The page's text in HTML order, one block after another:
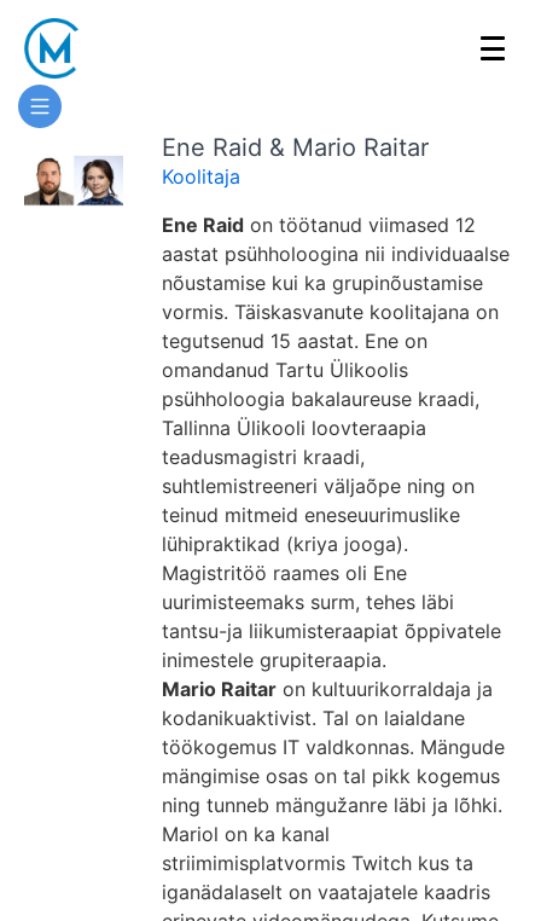
Arvutimängude
ABC
lapsevanemale
Ene Raid & Mario Raitar
Koolitaja
Ene Raidon töötanud viimased 12
aastat psühholoogina nii individuaalse
nõustamise kui ka grupinõustamise
vormis. Täiskasvanute koolitajana on
tegutsenud 15 aastat. Ene on
omandanud Tartu Ülikoolis
psühholoogia bakalaureuse kraadi,
Tallinna Ülikooli loovteraapia
teadusmagistri kraadi,
suhtlemistreeneri väljaõpe ning on
teinud mitmeid eneseuurimuslike
lühipraktikad (kriya jooga).
Magistritöö raames oli Ene
uurimisteemaks surm, tehes läbi
tantsu-ja liikumisteraapiat õppivatele
inimestele grupiteraapia.
Mario Raitaron kultuurikorraldaja ja
kodanikuaktivist. Tal on laialdane
töökogemus IT valdkonnas. Mängude
mängimise osas on tal pikk kogemus
ning tunneb mängužanre läbi ja lõhki.
Mariol on ka kanal
striimimisplatvormis Twitch kus ta
iganädalaselt on vaatajatele kaadris